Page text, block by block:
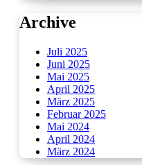
Archive
Juli 2025
Juni 2025
Mai 2025
April 2025
März 2025
Februar 2025
Mai 2024
April 2024
März 2024